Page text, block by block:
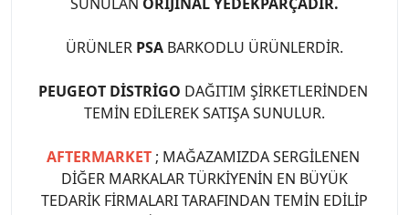
ÜRÜNLER PSA BARKODLU ÜRÜNLERDİR.
PEUGEOT DİSTRİGO DAĞITIM ŞİRKETLERİNDEN
TEMİN EDİLEREK SATIŞA SUNULUR.
AFTERMARKET ; MAĞAZAMIZDA SERGİLENEN
DİĞER MARKALAR TÜRKİYENİN EN BÜYÜK
TEDARİK FİRMALARI TARAFINDAN TEMİN EDİLİP